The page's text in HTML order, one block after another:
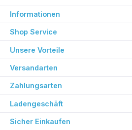
Informationen
Shop Service
Unsere Vorteile
Versandarten
Zahlungsarten
Ladengeschäft
Sicher Einkaufen